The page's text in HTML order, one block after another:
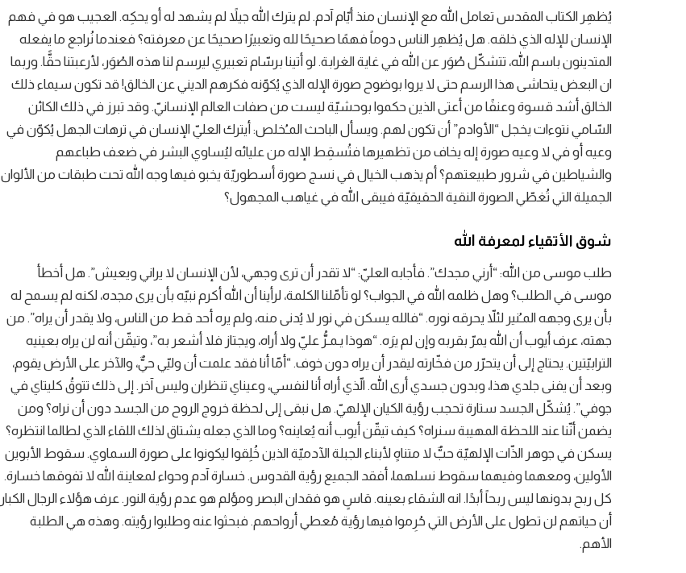
يُظهِر الكتاب المقدس تعامل الله مع الإنسان منذ أيّام آدم. لم يترك الله جيلاً لم يشهد له أو يحكِه. العجيب هو في فهم
الإنسان للإله الذي خلقه. هل يُظهِر الناس دوماً فهمًا صحيحًا لله وتعبيرًا صحيحًا عن معرفته؟ فعندما نُراجع ما يفعله
المتدينون باسم الله، تتشكّل صُوَر عن الله في غاية الغرابة. لو أتينا برسّام تعبيري ليرسم لنا هذه الصُوَر، لأرعبتنا حقًّا. وربما
ان البعض يتحاشى هذا الرسم حتى لا يروا بوضوح صورة الإله الذي يُكوّنه فكرهم الديني عن الخالق! قد تكون سيماء ذلك
الخالق أشد قسوة وعنفًا من أعتى الذين حكموا بوحشيّة ليست من صفات العالم الإنسانيّ. وقد تبرز في ذلك الكائن
السّامي نتوءات يخجل “الأوادم” أن تكون لهم. ويسأل الباحث المـُخلص: أيترك العليّ الإنسان في ترهات الجهل يُكوّن في
وعيه أو في لا وعيه صورة إله يخاف من تظهيرها فتُسقِط الإله من عليائه ليُساوي البشر في ضعف طباعهم
والشياطين في شرور طبيعتهم؟ أم يذهب الخيال في نسج صورة أسطوريّة يخبو فيها وجه الله تحت طبقات من الألوان
الجميلة التي تُغطّي الصورة النقية الحقيقيّة فيبقى الله في غياهب المجهول؟
شوق الأتقياء لمعرفة الله
طلب موسى من الله: “أرني مجدك”. فأجابه العليّ: “لا تقدر أن ترى وجهي، لأن الإنسان لا يراني ويعيش”. هل أخطأ
موسى في الطلب؟ وهل ظلمه الله في الجواب؟ لو تأمّلنا الكلمة، لرأينا أن الله أكرم نبيّه بأن يرى مجده، لكنه لم يسمح له
بأن يرى وجهه المـُنير لئلاّ يحرقه نوره. “فالله يسكن في نور لا يُدنى منه، ولم يره أحد قط من الناس، ولا يقدر أن يراه”. من
جهته، عرف أيوب أن الله يمرّ بقربه وإن لم يرَه. “هوذا يـمـرُّ عليّ ولا أراه، ويجتاز فلا أشعر به”، وتيقّن أنه لن يراه بعينيه
الترابيّتين. يحتاج إلى أن يتحرّر من فخّارته ليقدر أن يراه دون خوف. “أمّا أنا فقد علمت أن وليّي حيٌّ، والآخر على الأرض يقوم،
وبعد أن يفنى جلدي هذا، وبدون جسدي أرى الله. الّذي أراه أنا لنفسي، وعيناي تنظران وليس آخر. إلى ذلك تتوقُ كليتاي في
جوفي”. يُشكّل الجسد ستارة تحجب رؤية الكيان الإلهيّ. هل نبقى إلى لحظة خروج الروح من الجسد دون أن نراه؟ ومن
يضمن أنّنا عند اللحظة المهيبة سنراه؟ كيف تيقّن أيوب أنه يُعاينه؟ وما الذي جعله يشتاق لذلك اللقاء الذي لطالما انتظره؟
يسكن في جوهر الذّات الإلهيّة حبٌّ لا متناهٍ لأبناء الجبلة الآدميّة الذين خُلِقوا ليكونوا على صورة السماوي. سقوط الأبوين
الأولين، ومعهما وفيهما سقوط نسلهما، أفقد الجميع رؤية القدوس. خسارة آدم وحواء لمعاينة الله لا تفوقها خسارة.
كل ربح بدونها ليس ربحاً أبدًا. انه الشقاء بعينه. قاسٍ هو فقدان البصر ومؤلم هو عدم رؤية النور. عرف هؤلاء الرجال الكبار
أن حياتهم لن تطول على الأرض التي حُرِموا فيها رؤية مُعطي أرواحهم. فبحثوا عنه وطلبوا رؤيته. وهذه هي الطلبة
الأهم.